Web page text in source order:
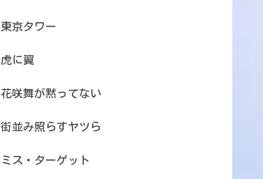
東京タワー
虎に翼
花咲舞が黙ってない
街並み照らすヤツら
ミス・ターゲット